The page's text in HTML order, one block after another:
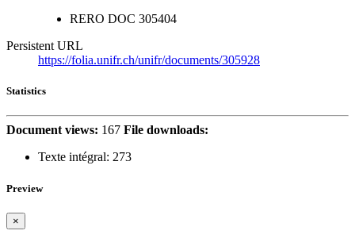
RERO DOC 305404
Persistent URL
https://folia.unifr.ch/unifr/documents/305928
Statistics
Document views: 167 File downloads:
Texte intégral: 273
Preview
×